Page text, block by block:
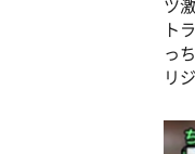
ト
っ
リ